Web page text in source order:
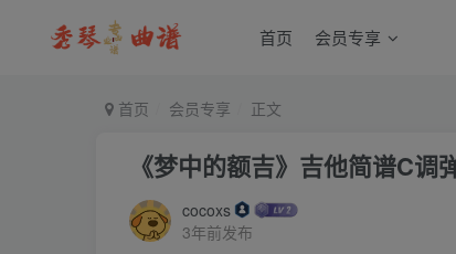
首页 会员专享
首页 会员专享 正文
《梦中的额吉》吉他简谱C调
cocoxs
3年前发布